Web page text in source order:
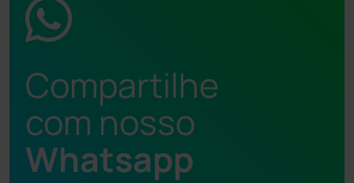
Compartilhe
com nosso
Whatsapp